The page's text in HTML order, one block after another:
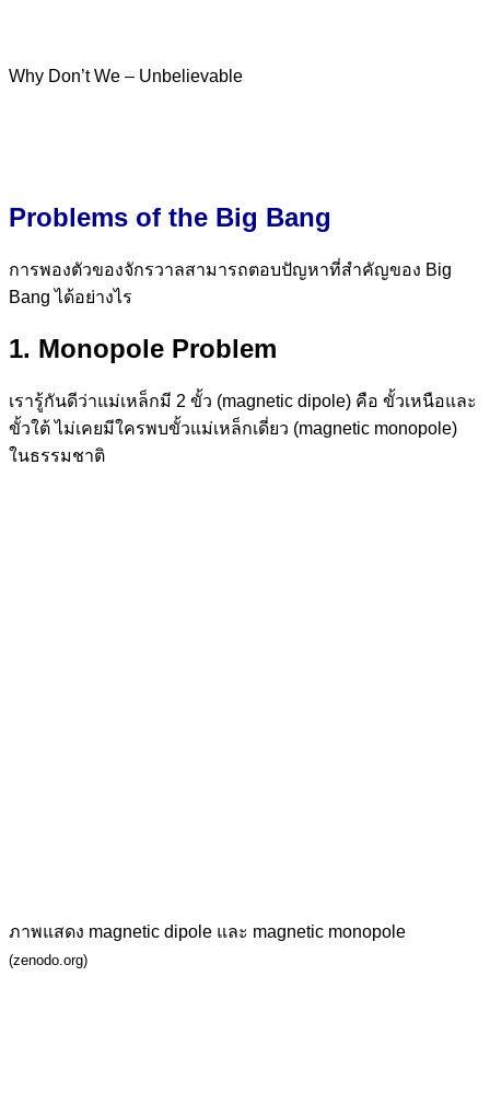
Why Don’t We – Unbelievable
Problems of the Big Bang
การพองตัวของจักรวาลสามารถตอบปัญหาที่สำคัญของ Big
Bang ได้อย่างไร
1. Monopole Problem
เรารู้กันดีว่าแม่เหล็กมี 2 ขั้ว (magnetic dipole) คือ ขั้วเหนือและ
ขั้วใต้ ไม่เคยมีใครพบขั้วแม่เหล็กเดี่ยว (magnetic monopole)
ในธรรมชาติ
ภาพแสดง magnetic dipole และ magnetic monopole
(zenodo.org)